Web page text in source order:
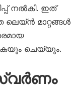
നൽകി. ഇത്
ലെയ്ൻ മാറ്റങ്ങൾ
ചെയ്യും.